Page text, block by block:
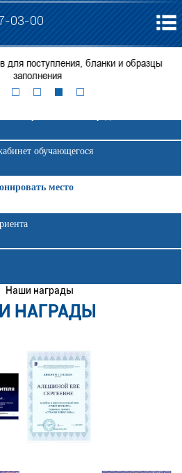
03-00
поступления, бланки и образцы
заполнения
обучающегося
место
Наши награды
НАГРАДЫ